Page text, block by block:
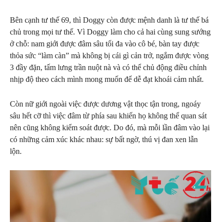
Bên cạnh tư thế 69, thì Doggy còn được mệnh danh là tư thế bá
chủ trong mọi tư thế. Vì Doggy làm cho cả hai cùng sung sướng
ở chỗ: nam giới được đâm sâu tối đa vào cô bé, bàn tay được
thỏa sức “làm càn” mà không bị cái gì cản trở, ngắm được vòng
3 đầy đặn, tấm lưng trần nuột nà và có thể chủ động điều chỉnh
nhịp độ theo cách mình mong muốn để dễ đạt khoái cảm nhất.
Còn nữ giới ngoài việc được dương vật thọc tận trong, ngoáy
sâu hết cỡ thì việc đâm từ phía sau khiến họ không thể quan sát
nên cũng không kiểm soát được. Do đó, mà mỗi lần đâm vào lại
có những cảm xúc khác nhau: sự bất ngờ, thú vị đan xen lẫn
lộn.